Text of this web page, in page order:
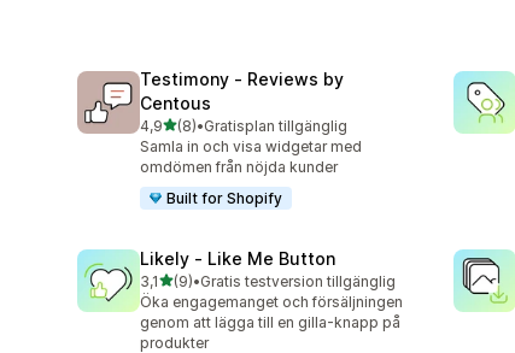
Testimony ‑ Reviews by
Centous
4,9av 5 stjärnor
(8)
8 recensioner totalt
•Gratisplan tillgänglig
Samla in och visa widgetar med
omdömen från nöjda kunder
Built for Shopify
Likely ‑ Like Me Button
3,1av 5 stjärnor
(9)
9 recensioner totalt
•Gratis testversion tillgänglig
Öka engagemanget och försäljningen
genom att lägga till en gilla-knapp på
produkter